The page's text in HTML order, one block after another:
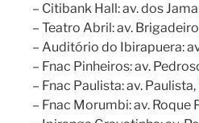
– Citibank Hall: av. dos
– Teatro Abril: av.
– Auditório do Ibirapuera:
– Fnac Pinheiros: av.
– Fnac Paulista: av.
– Fnac Morumbi: av.